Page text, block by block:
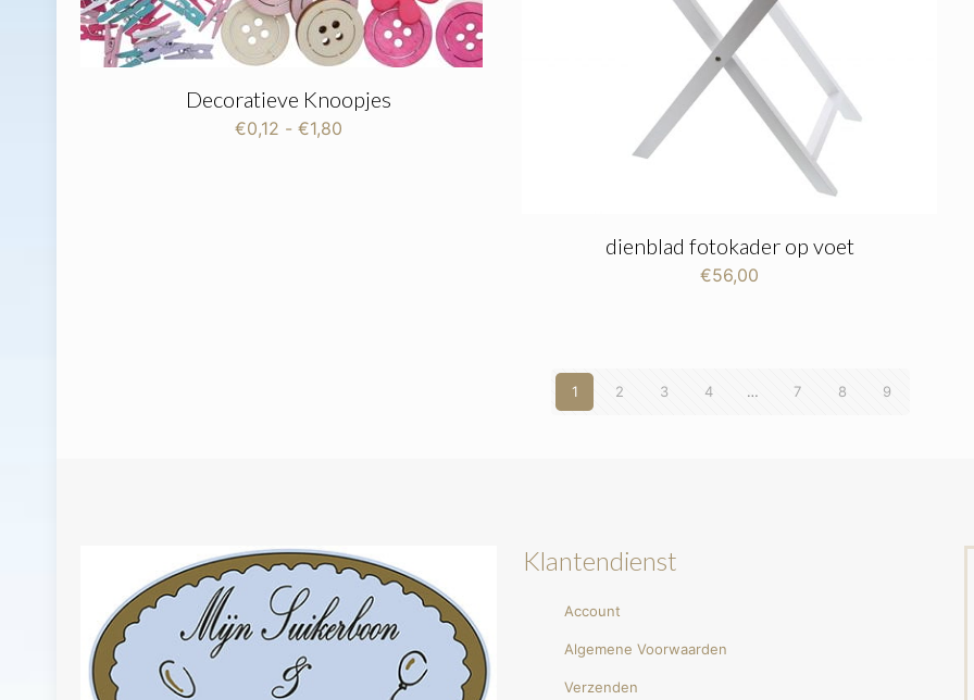
Decoratieve Knoopjes
€0,12 - €1,80Prijsklasse:
dienblad fotokader op voet
€56,00
1 2 3 4 … 7 8 9
Klantendienst
Account
Algemene Voorwaarden
Verzenden